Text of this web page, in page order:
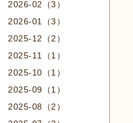
2026-02（3）
2026-01（3）
2025-12（2）
2025-11（1）
2025-10（1）
2025-09（1）
2025-08（2）